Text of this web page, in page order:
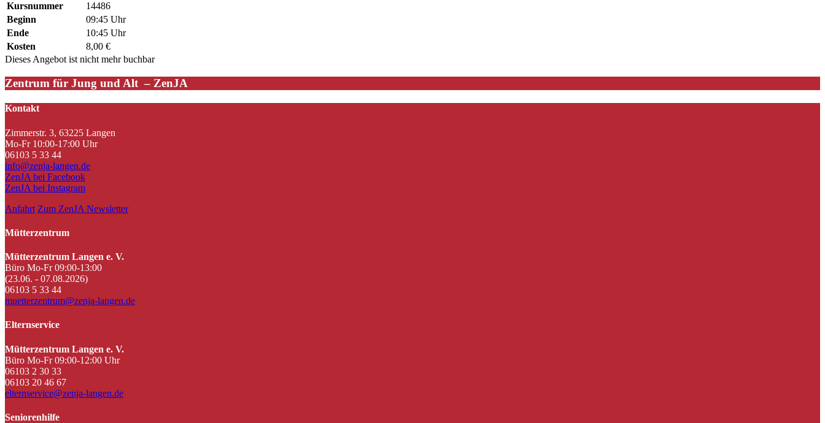
Kursnummer
14486
Beginn
09:45 Uhr
Ende
10:45 Uhr
Kosten
8,00 €
Dieses Angebot ist nicht mehr buchbar
Zentrum für Jung und Alt – ZenJA
Kontakt
Zimmerstr. 3, 63225 Langen
Mo-Fr 10:00-17:00 Uhr
06103 5 33 44
info@zenja-langen.de
ZenJA bei Facebook
ZenJA bei Instagram
Anfahrt Zum ZenJA Newsletter
Mütterzentrum
Mütterzentrum Langen e. V.
Büro Mo-Fr 09:00-13:00
(23.06. - 07.08.2026)
06103 5 33 44
muetterzentrum@zenja-langen.de
Elternservice
Mütterzentrum Langen e. V.
Büro Mo-Fr 09:00-12:00 Uhr
06103 2 30 33
06103 20 46 67
elternservice@zenja-langen.de
Seniorenhilfe